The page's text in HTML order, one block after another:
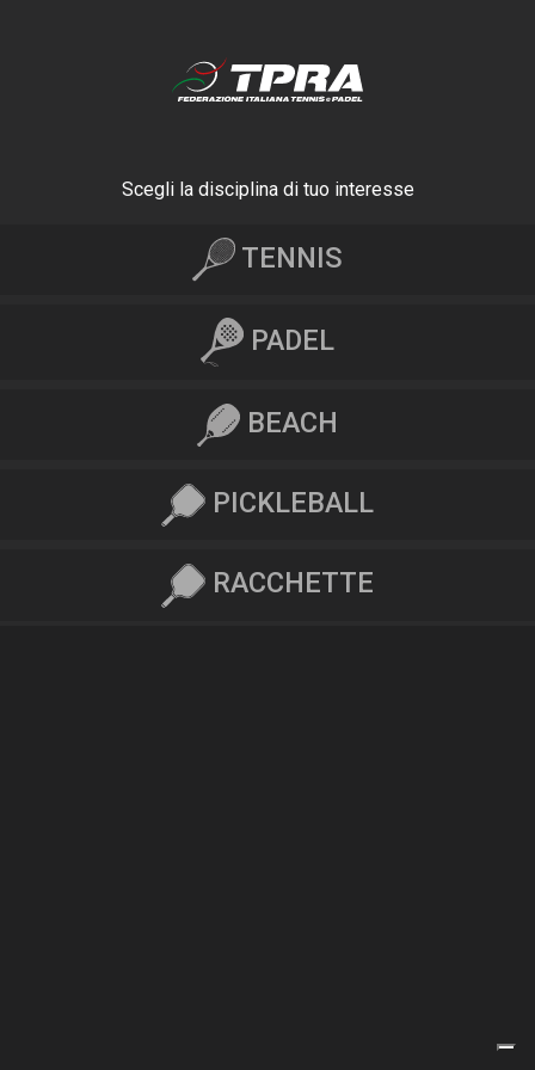
Scegli la disciplina di tuo interesse
TENNIS
PADEL
BEACH
PICKLEBALL
RACCHETTE